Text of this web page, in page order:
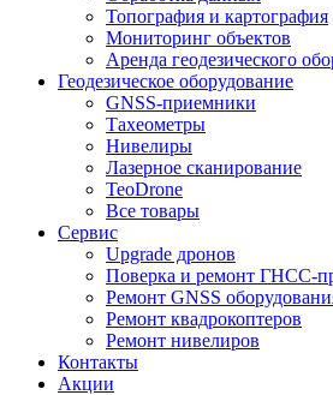
Топография и картография
Мониторинг объектов
Аренда геодезического
Геодезическое оборудование
GNSS-приемники
Тахеометры
Нивелиры
Лазерное сканирование
TeoDrone
Все товары
Сервис
Upgrade дронов
Поверка и ремонт ГНСС-
Ремонт GNSS
Ремонт квадрокоптеров
Ремонт нивелиров
Контакты
Акции